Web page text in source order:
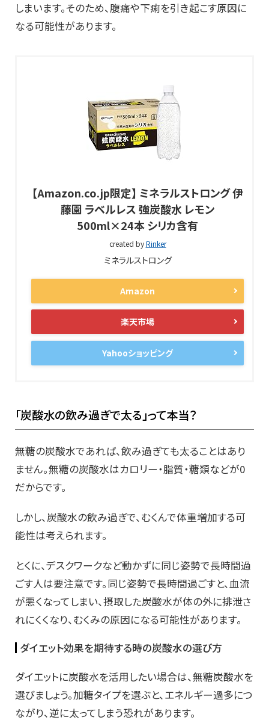
しまいます。そのため、腹痛や下痢を引き起こす原因に
なる可能性があります。
【Amazon.co.jp限定】 ミネラルストロング 伊
藤園 ラベルレス 強炭酸水 レモン
500ml×24本 シリカ含有
created byRinker
ミネラルストロング
Amazon
楽天市場
Yahooショッピング
「炭酸水の飲み過ぎで太る」って本当？
無糖の炭酸水であれば、飲み過ぎても太ることはあり
ません。無糖の炭酸水はカロリー・脂質・糖類などが0
だからです。
しかし、炭酸水の飲み過ぎで、むくんで体重増加する可
能性は考えられます。
とくに、デスクワークなど動かずに同じ姿勢で長時間過
ごす人は要注意です。同じ姿勢で長時間過ごすと、血流
が悪くなってしまい、摂取した炭酸水が体の外に排泄さ
れにくくなり、むくみの原因になる可能性があります。
ダイエット効果を期待する時の炭酸水の選び方
ダイエットに炭酸水を活用したい場合は、無糖炭酸水を
選びましょう。加糖タイプを選ぶと、エネルギー過多につ
ながり、逆に太ってしまう恐れがあります。